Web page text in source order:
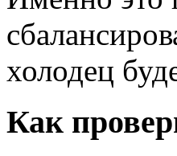
холодец
Как